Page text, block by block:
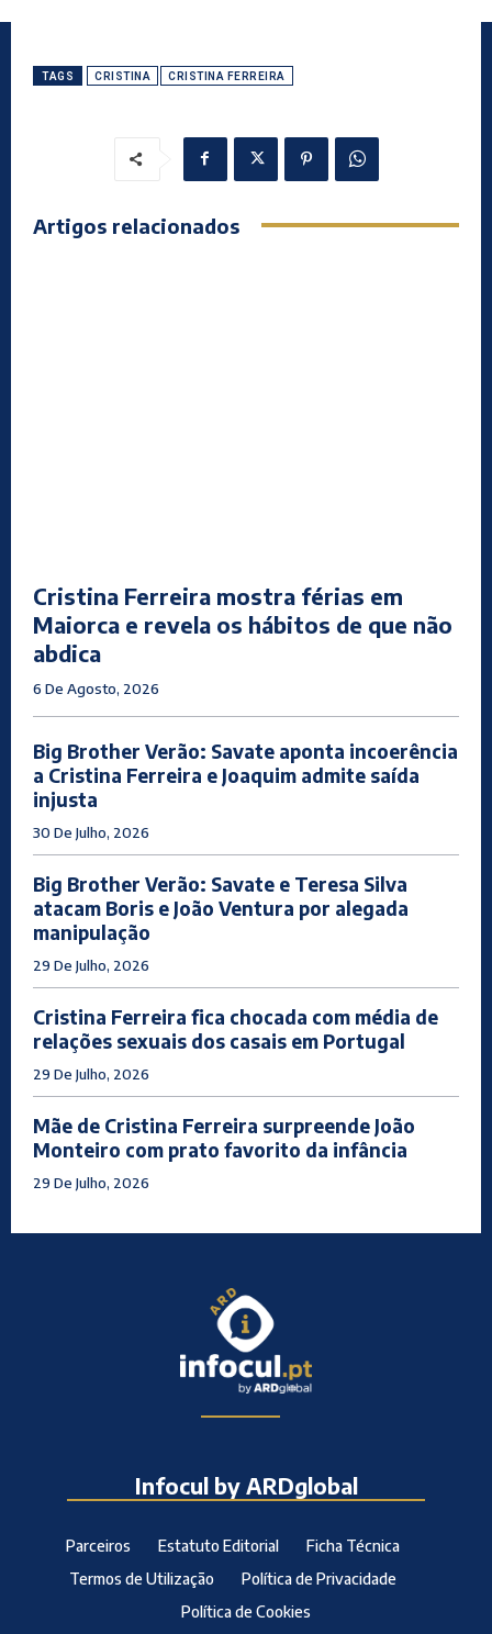
TAGS CRISTINA CRISTINA FERREIRA
Artigos relacionados
Cristina Ferreira mostra férias em
Maiorca e revela os hábitos de que não
abdica
6 De Agosto, 2026
Big Brother Verão: Savate aponta incoerência
a Cristina Ferreira e Joaquim admite saída
injusta
30 De Julho, 2026
Big Brother Verão: Savate e Teresa Silva
atacam Boris e João Ventura por alegada
manipulação
29 De Julho, 2026
Cristina Ferreira fica chocada com média de
relações sexuais dos casais em Portugal
29 De Julho, 2026
Mãe de Cristina Ferreira surpreende João
Monteiro com prato favorito da infância
29 De Julho, 2026
Infocul by ARDglobal
Parceiros Estatuto Editorial
Ficha Técnica
Termos de Utilização
Política de Privacidade
Política de Cookies